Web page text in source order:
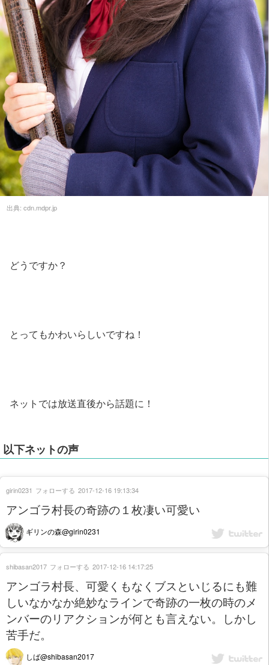
出典: cdn.mdpr.jp
どうですか？
とってもかわいらしいですね！
ネットでは放送直後から話題に！
以下ネットの声
アンゴラ村長の奇跡の１枚凄い可愛い
ギリンの森@girin0231
girin0231 フォローする 2017-12-16 19:13:34
アンゴラ村長、可愛くもなくブスといじるにも難
しいなかなか絶妙なラインで奇跡の一枚の時のメ
ンバーのリアクションが何とも言えない。しかし
苦手だ。
しば@shibasan2017
shibasan2017 フォローする 2017-12-16 14:17:25